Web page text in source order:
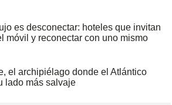
es desconectar: hoteles que invitan
móvil y reconectar con uno mismo
el archipiélago donde el Atlántico
lado más salvaje